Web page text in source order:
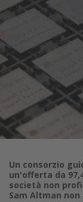
Un consorzio
un'offerta da
società non
Sam Altman